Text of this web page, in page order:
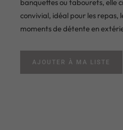
banquettes ou tabourets, elle
convivial, idéal pour les repas,
moments de détente en
AJOUTER À MA LISTE